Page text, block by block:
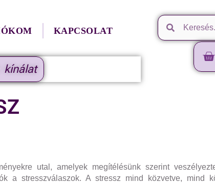
KAPCSOLAT
kínálat
utal, amelyek megítélésünk szerint
a stresszválaszok. A stressz mind közvetve, mind